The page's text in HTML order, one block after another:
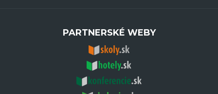
PARTNERSKÉ WEBY